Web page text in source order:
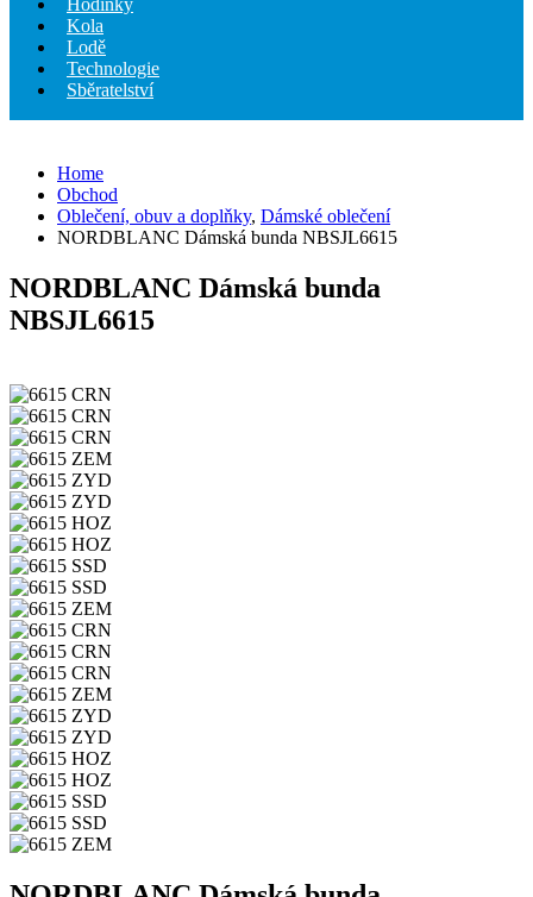
Hodinky
Kola
Lodě
Technologie
Sběratelství
Home
Obchod
Oblečení, obuv a doplňky, Dámské oblečení
NORDBLANC Dámská bunda NBSJL6615
NORDBLANC Dámská bunda
NBSJL6615